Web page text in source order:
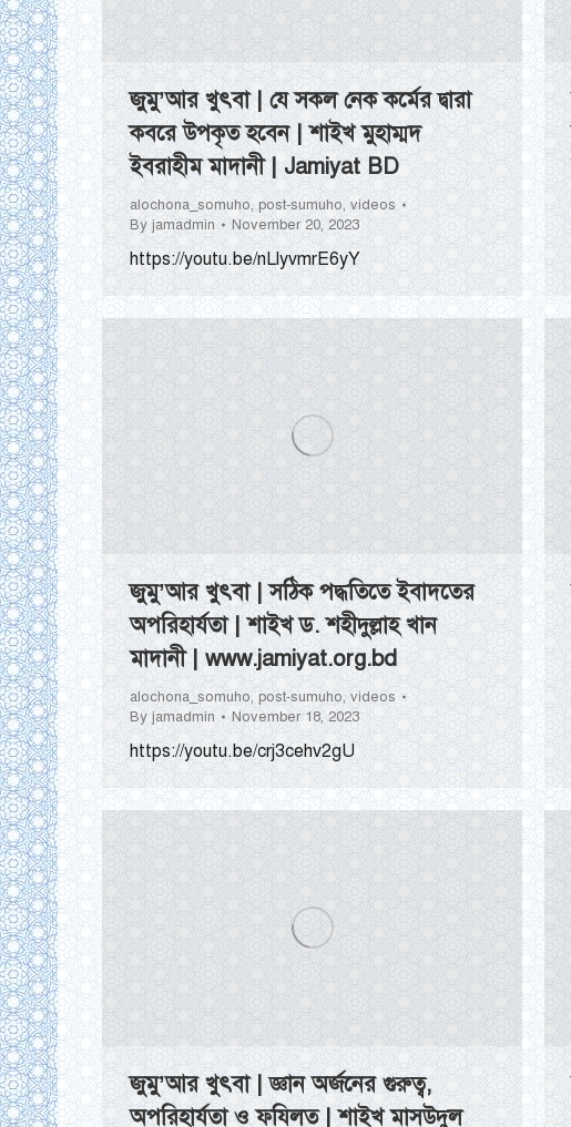
জুমু’আর খুৎবা | যে সকল নেক কর্মের দ্বারা
কবরে উপকৃত হবেন | শাইখ মুহাম্মদ
ইবরাহীম মাদানী | Jamiyat BD
alochona_somuho, post-sumuho, videos
By jamadmin November 20, 2023
https://youtu.be/nLlyvmrE6yY
জুমু’আর খুৎবা | সঠিক পদ্ধতিতে ইবাদতের
অপরিহার্যতা | শাইখ ড. শহীদুল্লাহ খান
মাদানী | www.jamiyat.org.bd
alochona_somuho, post-sumuho, videos
By jamadmin November 18, 2023
https://youtu.be/crj3cehv2gU
জুমু’আর খুৎবা | জ্ঞান অর্জনের গুরুত্ব,
অপরিহার্যতা ও ফযিলত | শাইখ মাসউদুল